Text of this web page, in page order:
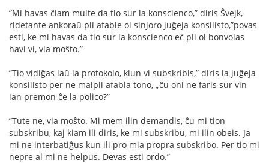
”Mi havas ĉiam multe da tio sur la konscienco,” diris Ŝvejk,
ridetante ankoraŭ pli afable ol sinjoro juĝeja konsilisto,”povas
esti, ke mi havas da tio sur la konscienco eĉ pli ol bonvolas
havi vi, via moŝto.”
”Tio vidiĝas laŭ la protokolo, kiun vi subskribis,” diris la juĝeja
konsilisto per ne malpli afabla tono, „ĉu oni ne faris sur vin
ian premon ĉe la polico?”
”Tute ne, via moŝto. Mi mem ilin demandis, ĉu mi tion
subskribu, kaj kiam ili diris, ke mi subskribu, mi ilin obeis. Ja
mi ne interbatiĝus kun ili pro mia propra subskribo. Per tio mi
nepre al mi ne helpus. Devas esti ordo.”